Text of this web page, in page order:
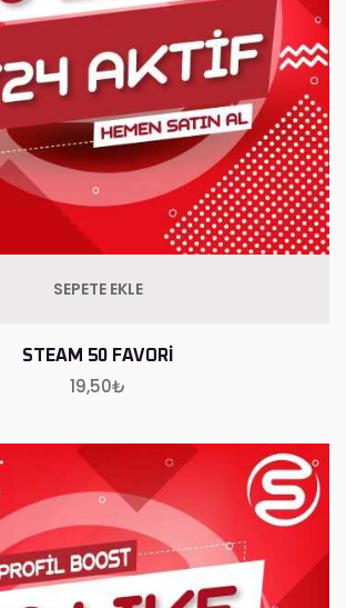
SEPETE EKLE
STEAM 50 FAVORI
19,50₺